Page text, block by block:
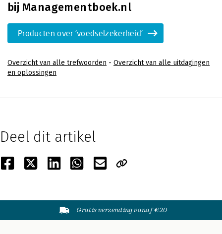
bij Managementboek.nl
Producten over 'voedselzekerheid'
Overzicht van alle trefwoorden - Overzicht van alle uitdagingen
en oplossingen
Deel dit artikel
Gratis verzending vanaf €20